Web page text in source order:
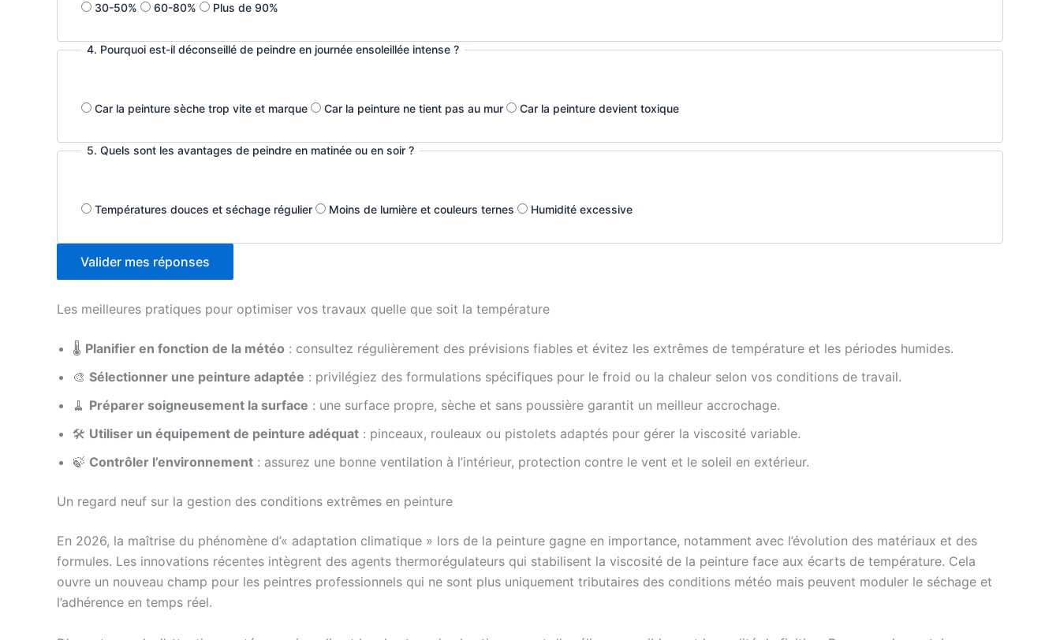
30-50% 60-80% Plus de 90%
4. Pourquoi est-il déconseillé de peindre en journée ensoleillée intense ?
Car la peinture sèche trop vite et marque Car la peinture ne tient pas au mur Car la peinture devient toxique
5. Quels sont les avantages de peindre en matinée ou en soir ?
Températures douces et séchage régulier Moins de lumière et couleurs ternes Humidité excessive
Valider mes réponses
Les meilleures pratiques pour optimiser vos travaux quelle que soit la température
🌡 Planifier en fonction de la météo : consultez régulièrement des prévisions fiables et évitez les extrêmes de température et les périodes humides.
🎨 Sélectionner une peinture adaptée : privilégiez des formulations spécifiques pour le froid ou la chaleur selon vos conditions de travail.
🧹 Préparer soigneusement la surface : une surface propre, sèche et sans poussière garantit un meilleur accrochage.
🛠 Utiliser un équipement de peinture adéquat : pinceaux, rouleaux ou pistolets adaptés pour gérer la viscosité variable.
🍃 Contrôler l’environnement : assurez une bonne ventilation à l’intérieur, protection contre le vent et le soleil en extérieur.
Un regard neuf sur la gestion des conditions extrêmes en peinture
En 2026, la maîtrise du phénomène d’« adaptation climatique » lors de la peinture gagne en importance, notamment avec l’évolution des matériaux et des
formules. Les innovations récentes intègrent des agents thermorégulateurs qui stabilisent la viscosité de la peinture face aux écarts de température. Cela
ouvre un nouveau champ pour les peintres professionnels qui ne sont plus uniquement tributaires des conditions météo mais peuvent moduler le séchage et
l’adhérence en temps réel.